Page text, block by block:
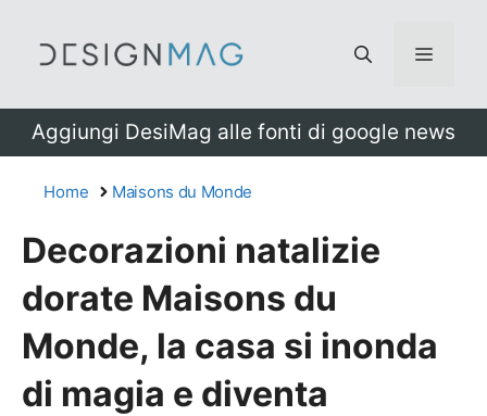
Menu
Aggiungi DesiMag alle fonti di google news
Home Maisons du Monde
Decorazioni natalizie
dorate Maisons du
Monde, la casa si inonda
di magia e diventa